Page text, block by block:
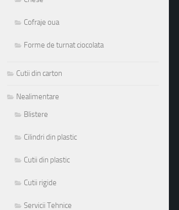
Cofraje oua
Forme de turnat ciocolata
Cutii din carton
Nealimentare
Blistere
Cilindri din plastic
Cutii din plastic
Cutii rigide
Servicii Tehnice